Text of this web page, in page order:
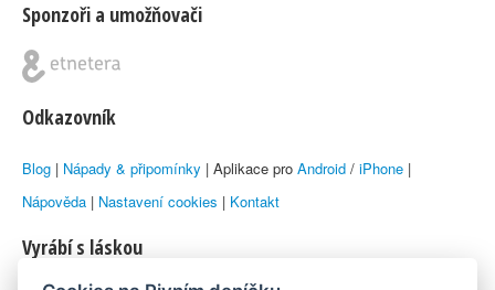
Sponzoři a umožňovači
Odkazovník
Blog | Nápady & připomínky | Aplikace pro Android / iPhone |
Nápověda | Nastavení cookies | Kontakt
Vyrábí s láskou